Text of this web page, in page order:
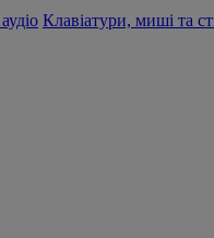
Клавіатури, миші та